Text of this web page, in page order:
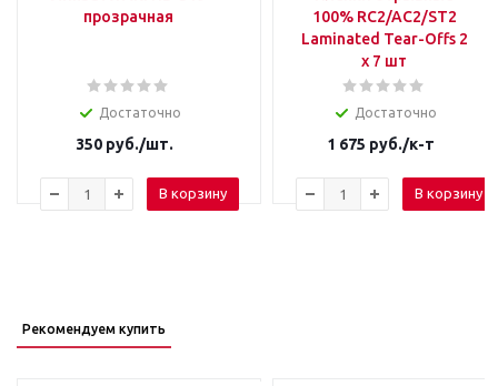
прозрачная
Достаточно
350 руб./шт.
В корзину
100% RC2/AC2/ST2
Laminated Tear-Offs 2
x 7 шт
Достаточно
1 675 руб./к-т
В корзину
Рекомендуем купить